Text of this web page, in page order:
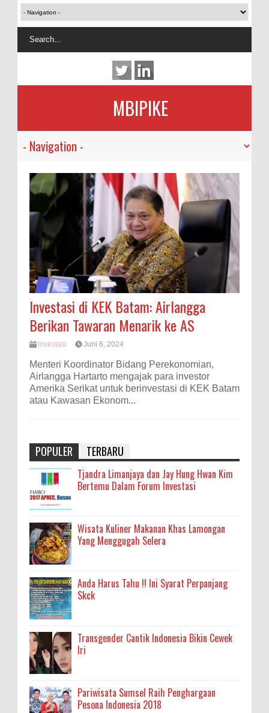
MBIPIKE
Investasi di KEK Batam: Airlangga
Berikan Tawaran Menarik ke AS
Investasi Juni 6, 2024
Menteri Koordinator Bidang Perekonomian,
Airlangga Hartarto mengajak para investor
Amerika Serikat untuk berinvestasi di KEK Batam
atau Kawasan Ekonom...
POPULER TERBARU
Tjandra Limanjaya dan Jay Hung Hwan Kim
Bertemu Dalam Forum Investasi
Wisata Kuliner Makanan Khas Lamongan
Yang Menggugah Selera
Anda Harus Tahu !! Ini Syarat Perpanjang
Skck
Transgender Cantik Indonesia Bikin Cewek
Iri
Pariwisata Sumsel Raih Penghargaan
Pesona Indonesia 2018